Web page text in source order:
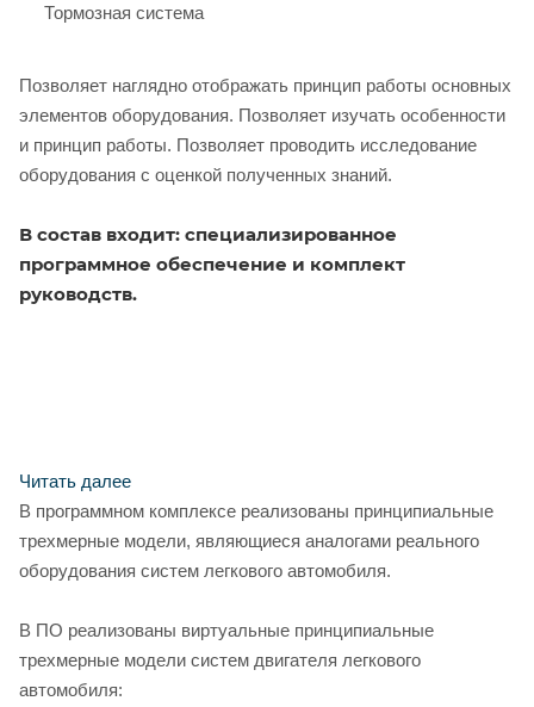
Тормозная система
Позволяет наглядно отображать принцип работы основных
элементов оборудования. Позволяет изучать особенности
и принцип работы. Позволяет проводить исследование
оборудования с оценкой полученных знаний.
В состав входит: специализированное
программное обеспечение и комплект
руководств.
Читать далее
В программном комплексе реализованы принципиальные
трехмерные модели, являющиеся аналогами реального
оборудования систем легкового автомобиля.
В ПО реализованы виртуальные принципиальные
трехмерные модели систем двигателя легкового
автомобиля: